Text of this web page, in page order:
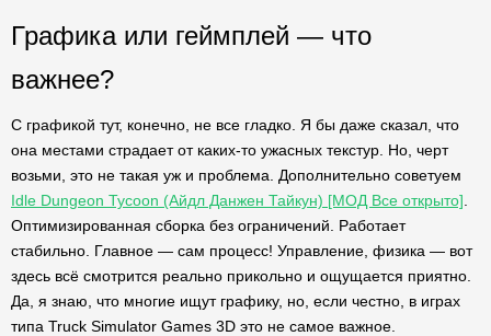
Графика или геймплей — что
важнее?
С графикой тут, конечно, не все гладко. Я бы даже сказал, что
она местами страдает от каких-то ужасных текстур. Но, черт
возьми, это не такая уж и проблема. Дополнительно советуем
Idle Dungeon Tycoon (Айдл Данжен Тайкун) [МОД Все открыто]
Оптимизированная сборка без ограничений. Работает
стабильно. Главное — сам процесс! Управление, физика — вот
здесь всё смотрится реально прикольно и ощущается приятно.
Да, я знаю, что многие ищут графику, но, если честно, в играх
типа Truck Simulator Games 3D это не самое важное.